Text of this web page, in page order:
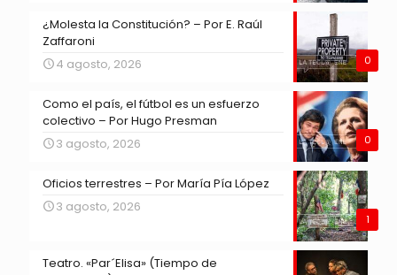
0
¿Molesta la Constitución? – Por E. Raúl
Zaffaroni
4 agosto, 2026
0
Como el país, el fútbol es un esfuerzo
colectivo – Por Hugo Presman
3 agosto, 2026
1
Oficios terrestres – Por María Pía López
3 agosto, 2026
Teatro. «Par´Elisa» (Tiempo de